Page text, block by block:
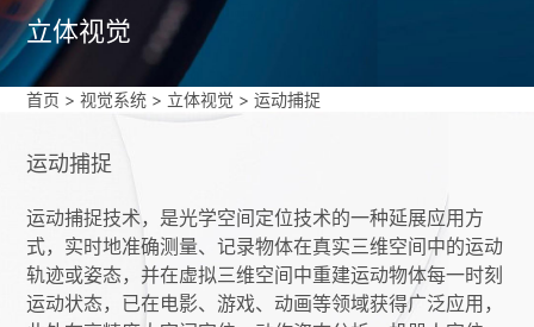
立体视觉
首页 >视觉系统 > 立体视觉 >运动捕捉
运动捕捉
运动捕捉技术，是光学空间定位技术的一种延展应用方
式，实时地准确测量、记录物体在真实三维空间中的运动
轨迹或姿态，并在虚拟三维空间中重建运动物体每一时刻
运动状态，已在电影、游戏、动画等领域获得广泛应用，